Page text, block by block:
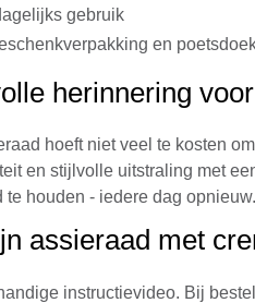
gebruik
en
herinnering
hoeft niet veel te kosten
en stijlvolle uitstraling met
te houden - iedere dag opnieuw.
assieraad met
instructievideo. Bij